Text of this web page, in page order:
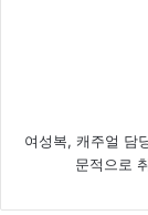
여성복, 캐주얼 담
문적으로